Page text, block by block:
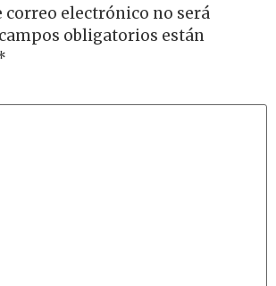
correo electrónico no será
obligatorios están